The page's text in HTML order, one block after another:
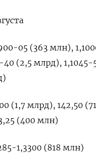
05 (363 млн),
40 (2,5 млрд),
(1,7 млрд), 142,50
(400 млн)
1,3300 (818 млн)